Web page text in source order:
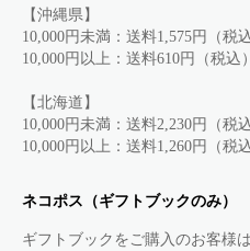
【沖縄県】
10,000円未満：送料1,575円（税込
10,000円以上：送料610円（税込）
【北海道】
10,000円未満：送料2,230円（税込
10,000円以上：送料1,260円（税込
ネコポス（ギフトブックのみ）
ギフトブックをご購入のお客様